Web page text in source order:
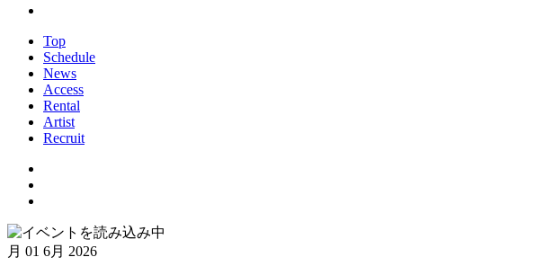
Top
Schedule
News
Access
Rental
Artist
Recruit
月 01 6月 2026